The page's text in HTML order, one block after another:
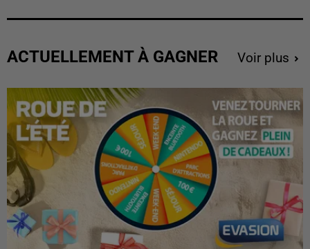
ACTUELLEMENT À GAGNER Voir plus